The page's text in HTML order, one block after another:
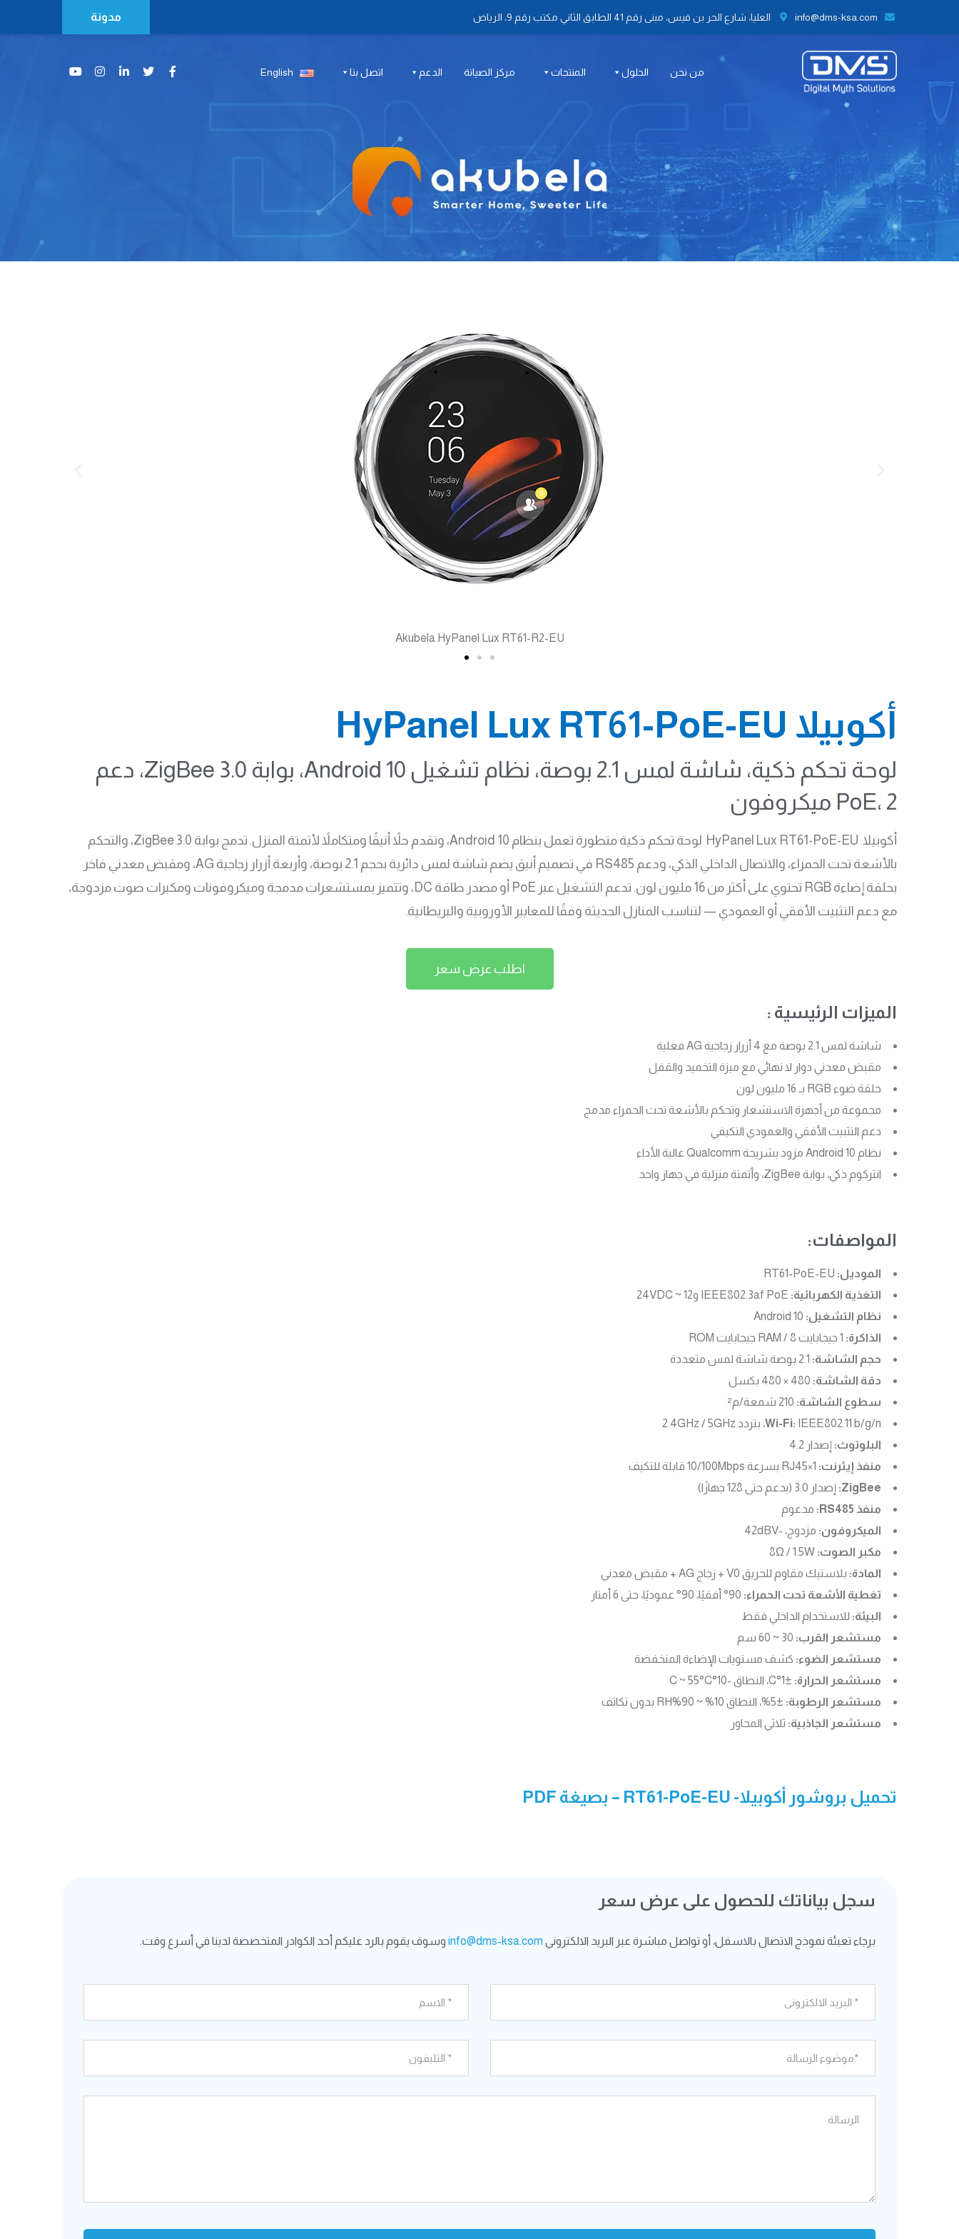
info@dms-ksa.com العليا، شارع الحر بن قيس، مبنى رقم 41 الطابق الثاني مكتب رقم 9، الرياض مدونة
من نحن الحلول المنتجات مركز الصيانة الدعم اتصل بنا English
smart home control panel
أكوبيلا HyPanel Lux RT61-PoE-EU
لوحة تحكم ذكية، شاشة لمس 2.1 بوصة، نظام تشغيل Android 10، بوابة ZigBee 3.0، دعم
PoE، 2 ميكروفون
أكوبيلا HyPanel Lux RT61-PoE-EU
لوحة تحكم ذكية متطورة تعمل بنظام Android 10، وتقدم حلاً أنيقًا ومتكاملاً لأتمتة المنزل. تدمج بوابة ZigBee 3.0، والتحكم
بالأشعة تحت الحمراء، والاتصال الداخلي الذكي، ودعم RS485 في تصميم أنيق يضم شاشة لمس دائرية بحجم 2.1 بوصة، وأربعة أزرار زجاجية AG، ومقبض معدني فاخر
بحلقة إضاءة RGB تحتوي على أكثر من 16 مليون لون. تدعم التشغيل عبر PoE أو مصدر طاقة DC، وتتميز بمستشعرات مدمجة وميكروفونات ومكبرات صوت مزدوجة،
مع دعم التثبيت الأفقي أو العمودي — لتناسب المنازل الحديثة وفقًا للمعايير الأوروبية والبريطانية.
اطلب عرض سعر
الميزات الرئيسية :
شاشة لمس 2.1 بوصة مع 4 أزرار زجاجية AG فعلية
مقبض معدني دوار لا نهائي مع ميزة التخميد والقفل
حلقة ضوء RGB بـ 16 مليون لون
مجموعة من أجهزة الاستشعار وتحكم بالأشعة تحت الحمراء مدمج
دعم التثبيت الأفقي والعمودي التكيفي
نظام Android 10 مزود بشريحة Qualcomm عالية الأداء
انتركوم ذكي، بوابة ZigBee، وأتمتة منزلية في جهاز واحد
المواصفات:
الموديل:
التغذية الكهربائية:
نظام التشغيل:
الذاكرة:
حجم الشاشة:
دقة الشاشة:
سطوع الشاشة:
Wi-Fi: IEEE802.11 b/g/n، بتردد 2.4GHz / 5GHz
البلوتوث: إصدار 4.2
منفذ إيثرنت:
ZigBee: إصدار 3.0 (يدعم حتى 128 جهازًا)
منفذ RS485:
مدعوم
الميكروفون: مزدوج، -42dBV
مكبر الصوت:
المادة: بلاستيك مقاوم للحريق V0 + زجاج AG + مقبض معدني
تغطية الأشعة تحت الحمراء:
البيئة: للاستخدام الداخلي فقط
مستشعر القرب:
مستشعر الضوء: كشف مستويات الإضاءة المنخفضة
مستشعر الحرارة: ±1°C، النطاق -10°C ~ 55°C
مستشعر الرطوبة: ±5%، النطاق 10% ~ 90%RH بدون تكاثف
مستشعر الجاذبية: ثلاثي المحاور
تحميل بروشور أكوبيلا- RT61-PoE-EU – بصيغة PDF
سجل بياناتك للحصول على عرض سعر
برجاء تعبئة نموذج الاتصال بالاسفل، أو تواصل مباشرة عبر البريد الالكتروني info@dms-ksa.com وسوف يقوم بالرد عليكم أحد الكوادر المتخصصة لدينا في أسرع وقت.